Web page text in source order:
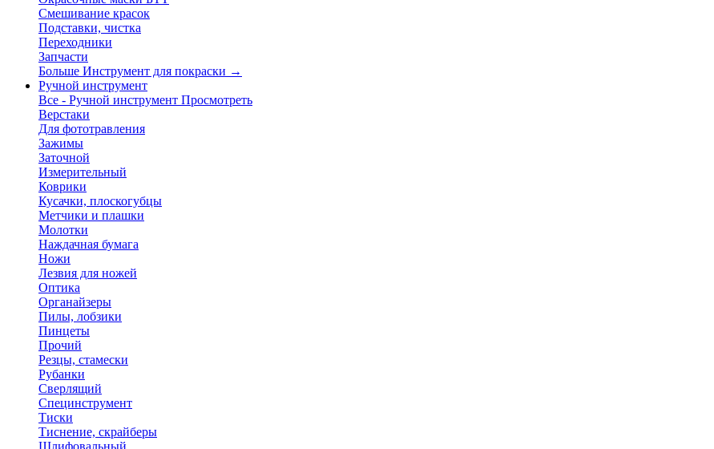
Смешивание красок
Подставки, чистка
Переходники
Запчасти
Больше Инструмент для покраски →
Ручной инструмент
Все - Ручной инструмент Просмотреть
Верстаки
Для фототравления
Зажимы
Заточной
Измерительный
Коврики
Кусачки, плоскогубцы
Метчики и плашки
Молотки
Наждачная бумага
Ножи
Лезвия для ножей
Оптика
Органайзеры
Пилы, лобзики
Пинцеты
Прочий
Резцы, стамески
Рубанки
Сверлящий
Специнструмент
Тиски
Тиснение, скрайберы
Шлифовальный